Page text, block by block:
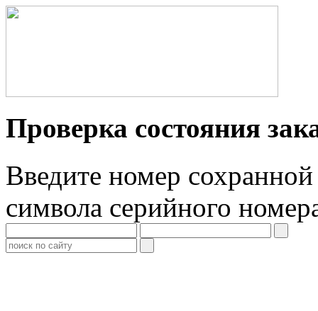
Проверка состояния
Введите номер
символа серийного